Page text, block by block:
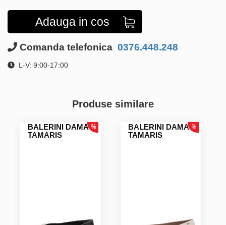
Adauga in cos
Comanda telefonica 0376.448.248
L-V: 9:00-17:00
Produse similare
BALERINI DAMA
TAMARIS
BALERINI DAMA
TAMARIS